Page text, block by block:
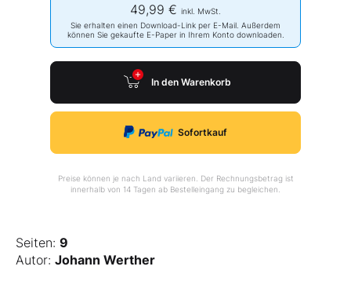
49,99 € inkl. MwSt.
Sie erhalten einen Download-Link per E-Mail. Außerdem
können Sie gekaufte E-Paper in Ihrem Konto downloaden.
In den Warenkorb
Sofortkauf
Preise können je nach Land variieren. Der Rechnungsbetrag ist
innerhalb von 14 Tagen ab Bestelleingang zu begleichen.
Seiten: 9
Autor: Johann Werther